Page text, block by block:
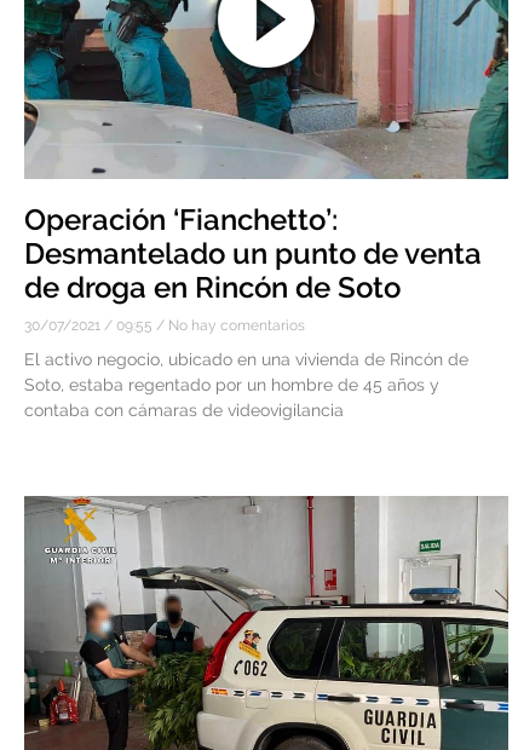
Operación ‘Fianchetto’:
Desmantelado un punto de venta
de droga en Rincón de Soto
30/07/2021 09:55 No hay comentarios
El activo negocio, ubicado en una vivienda de Rincón de
Soto, estaba regentado por un hombre de 45 años y
contaba con cámaras de videovigilancia